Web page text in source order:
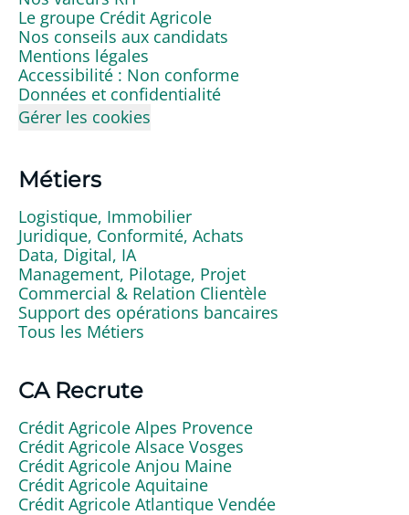
Le groupe Crédit Agricole
Nos conseils aux candidats
Mentions légales
Accessibilité : Non conforme
Données et confidentialité
Gérer les cookies
Métiers
Logistique, Immobilier
Juridique, Conformité, Achats
Data, Digital, IA
Management, Pilotage, Projet
Commercial & Relation Clientèle
Support des opérations bancaires
Tous les Métiers
CA Recrute
Crédit Agricole Alpes Provence
Crédit Agricole Alsace Vosges
Crédit Agricole Anjou Maine
Crédit Agricole Aquitaine
Crédit Agricole Atlantique Vendée